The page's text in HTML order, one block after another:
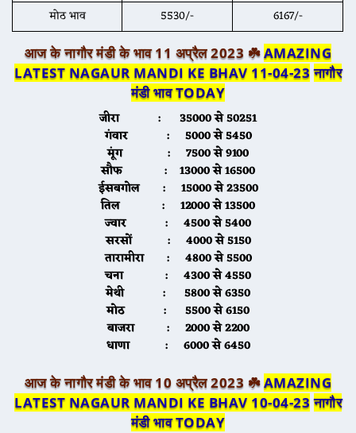
मोठ भाव
5530/- 6167/-
आज के नागौर मंडी के भाव 11 अप्रैल 2023 ☘️AMAZING
LATEST NAGAUR MANDI KE BHAV 11-04-23 नागौर
मंडी भाव TODAY
जीरा: 35000 से 50251
गंवार: 5000 से 5450
मूंग: 7500 से 9100
सौफ: 13000 से 16500
ईसबगोल: 15000 से 23500
तिल: 12000 से 13500
ज्वार: 4500 से 5400
सरसों: 4000 से 5150
तारामीरा: 4800 से 5500
चना: 4300 से 4550
मेथी: 5800 से 6350
मोठ
: 5500 से 6150
बाजरा: 2000 से 2200
धाणा: 6000 से 6450
आज के नागौर मंडी के भाव 10 अप्रैल 2023 ☘️AMAZING
LATEST NAGAUR MANDI KE BHAV 10-04-23 नागौर
मंडी भाव TODAY